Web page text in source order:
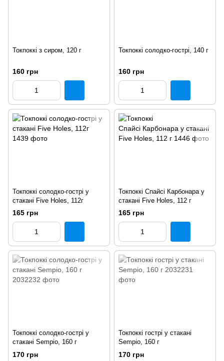
Токпоккі з сиром, 120 г
160 грн
Токпоккі солодко-гострі, 140 г
160 грн
Токпоккі солодко-гострі у
стакані Five Holes, 112г
165 грн
Токпоккі Спайсі Карбонара у
стакані Five Holes, 112 г
165 грн
Токпоккі солодко-гострі у
стакані Sempio, 160 г
170 грн
Токпоккі гострі у стакані
Sempio, 160 г
170 грн